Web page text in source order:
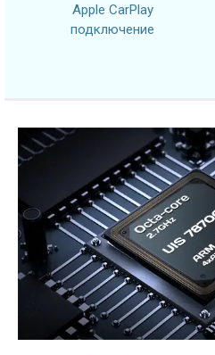
Apple CarPlay
подключение